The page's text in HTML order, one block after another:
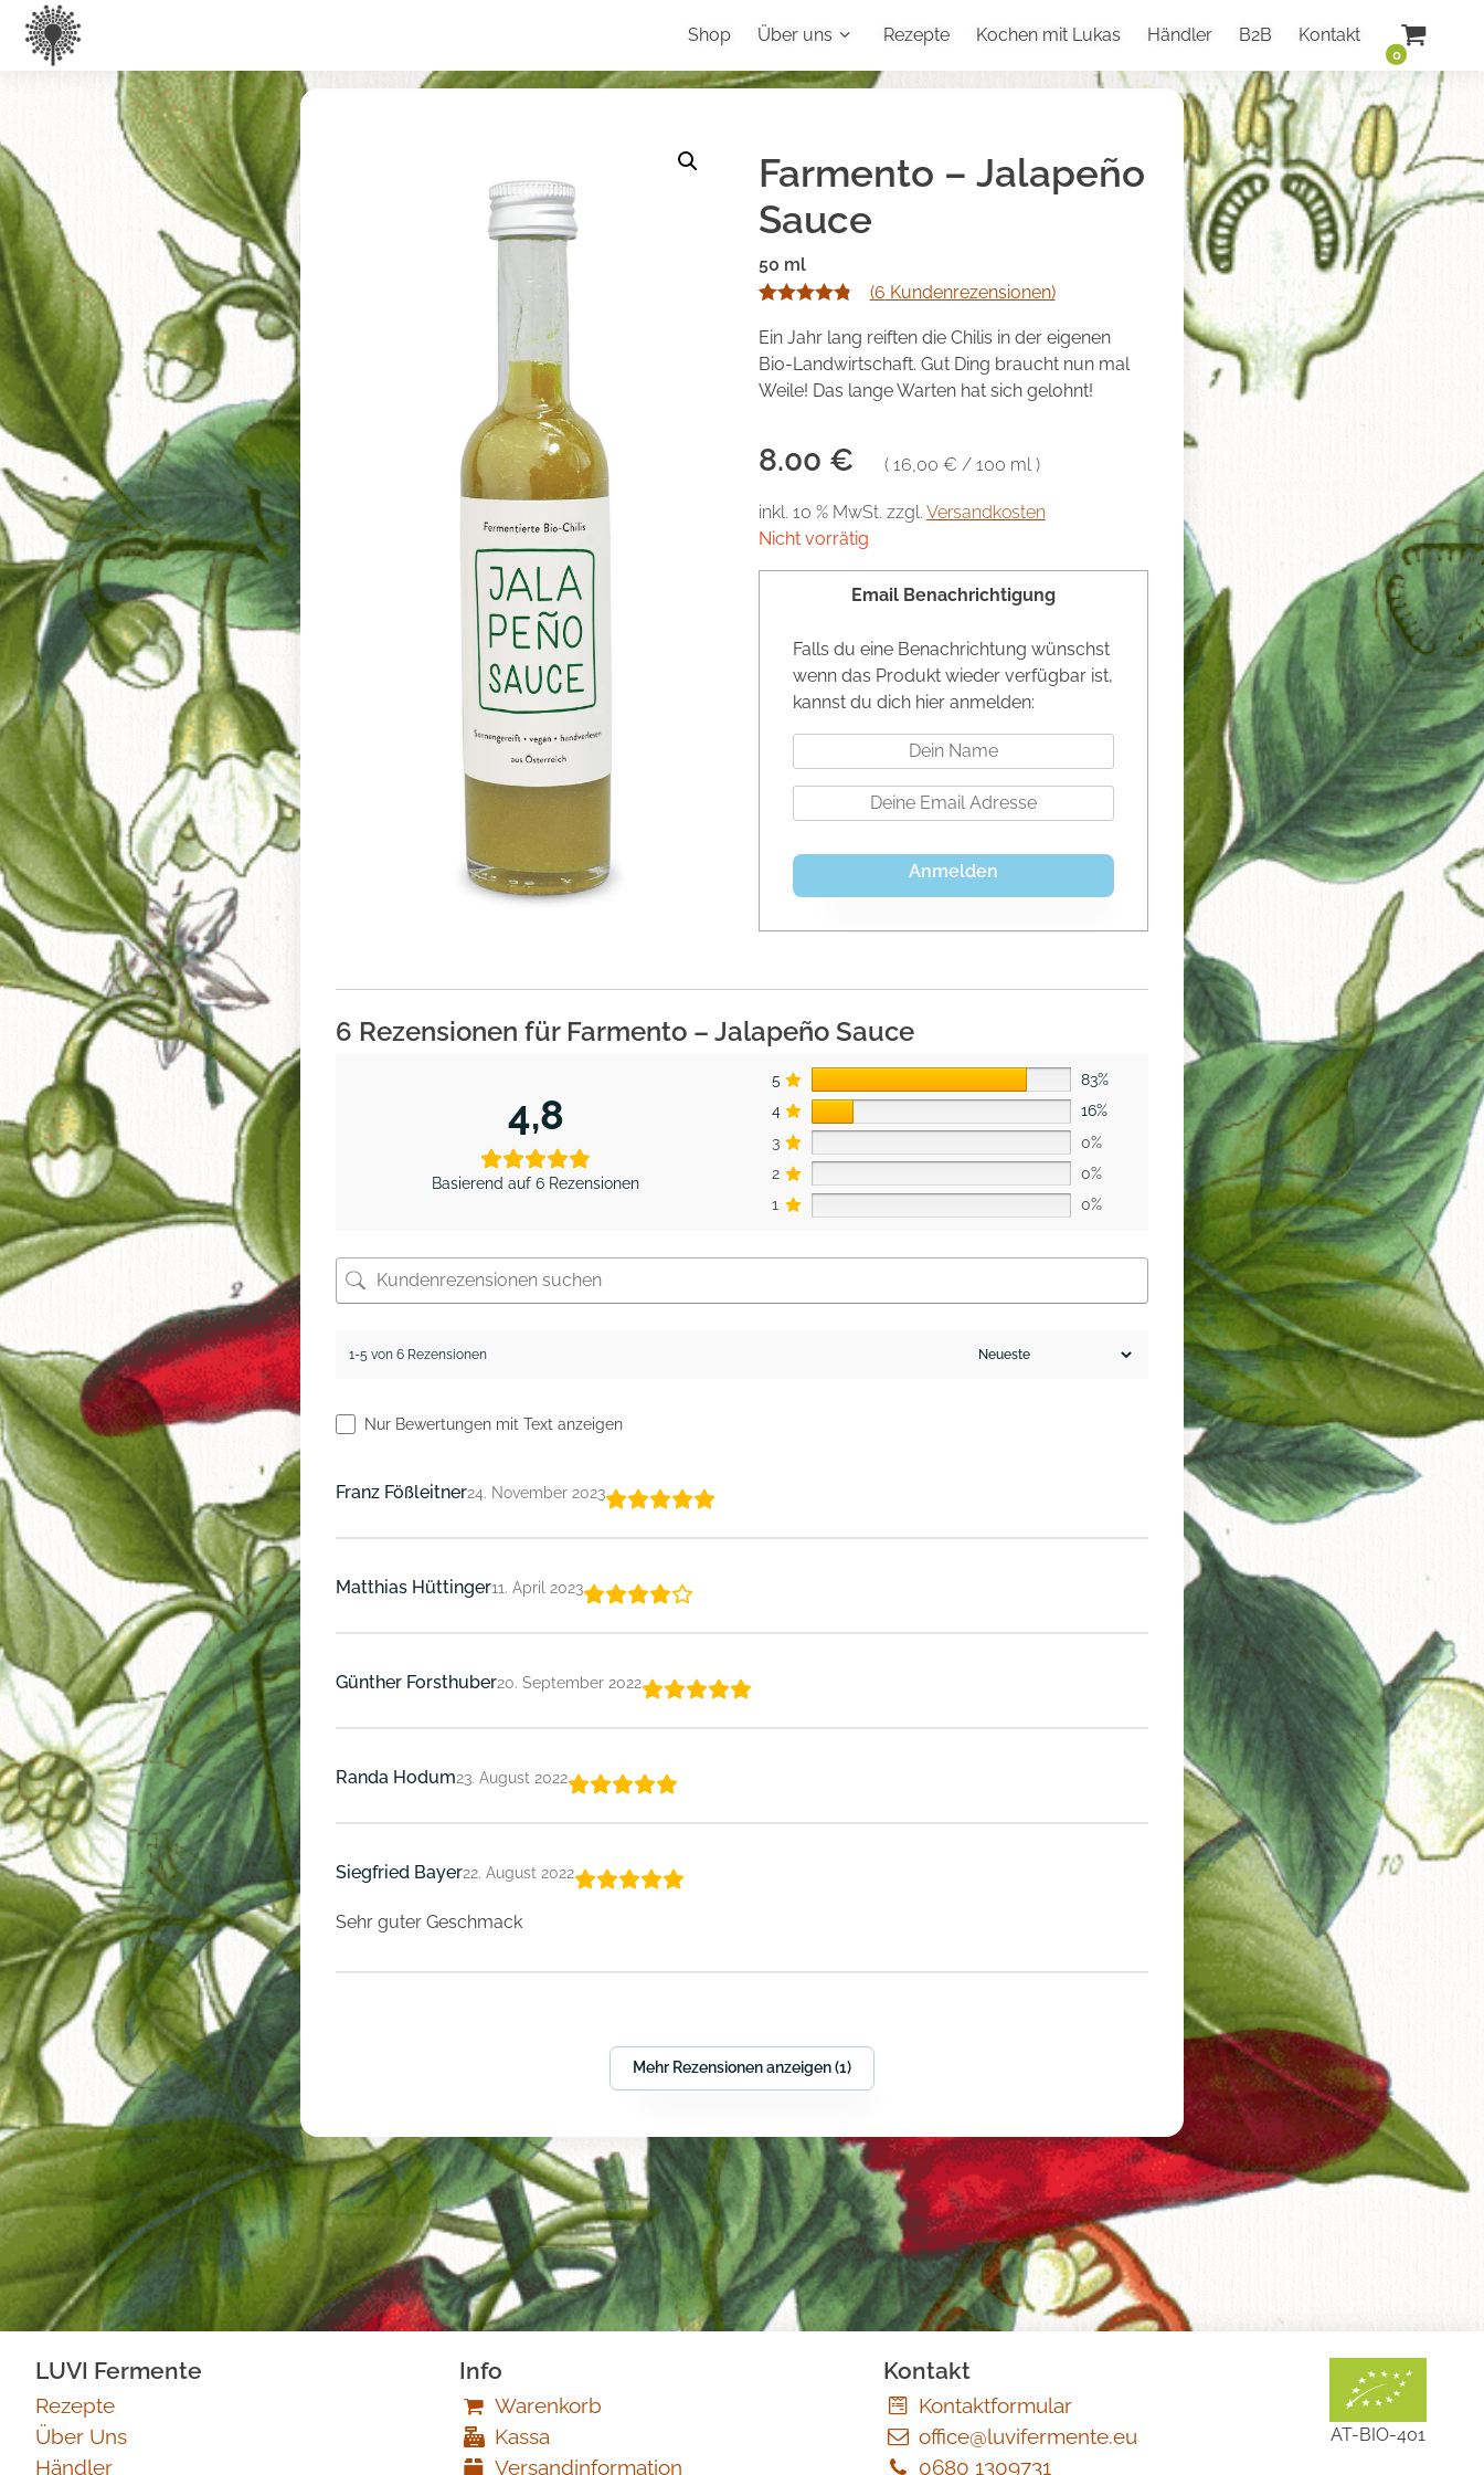
Skip
content
Shop Über uns Rezepte Kochen mit Lukas Händler B2B Kontakt
0
Farmento – Jalapeño
Sauce
50 ml
4.83von 5,
basierend
auf
ertungen
(6 Kundenrezensionen)
Ein Jahr lang reiften die Chilis in der eigenen
Bio-Landwirtschaft. Gut Ding braucht nun mal
Weile! Das lange Warten hat sich gelohnt!
8.00 € 16,00 € / 100 ml
inkl. 10 % MwSt. zzgl. Versandkosten
Nicht vorrätig
Email Benachrichtigung
Anmelden
6 Rezensionen für Farmento – Jalapeño Sauce
4,8
Basierend auf 6 Rezensionen
5
83%
4
16%
3
0%
2
0%
1
0%
1-5 von 6 Rezensionen
Nur Bewertungen mit Text anzeigen
Franz Fößleitner24. November 2023
Matthias Hüttinger11. April 2023
Günther Forsthuber20. September 2022
Randa Hodum23. August 2022
Siegfried Bayer22. August 2022
Sehr guter Geschmack
Mehr Rezensionen anzeigen (1)
LUVI Fermente
Rezepte
Über Uns
Händler
Info
Warenkorb
Kassa
Versandinformation
Kontakt
Kontaktformular
office@luvifermente.eu
0680 1309731
AT-BIO-401